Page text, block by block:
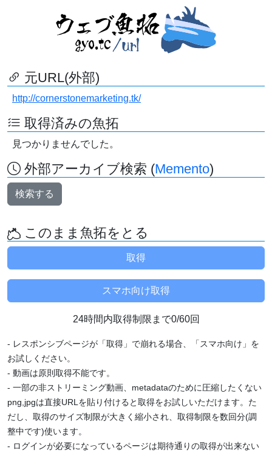
元URL(外部)
http://cornerstonemarketing.tk/
取得済みの魚拓
見つかりませんでした。
外部アーカイブ検索 (Memento)
検索する
このまま魚拓をとる
24時間内取得制限まで0/60回
- レスポンシブページが「取得」で崩れる場合、「スマホ向け」を
お試しください。
- 動画は原則取得不能です。
- 一部の非ストリーミング動画、metadataのために圧縮したくない
png,jpgは直接URLを貼り付けると取得をお試しいただけます。た
だし、取得のサイズ制限が大きく縮小され、取得制限を数回分(調
整中です)使います。
- ログインが必要になっているページは期待通りの取得が出来ない